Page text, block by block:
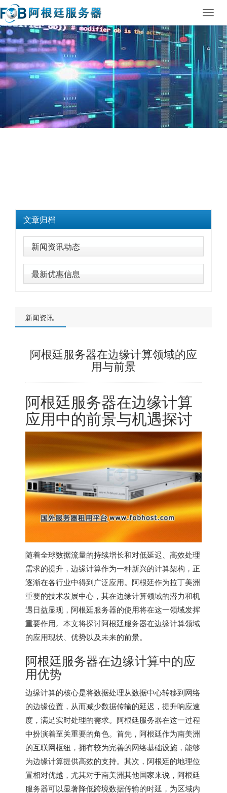
文章归档
新闻资讯动态
最新优惠信息
新闻资讯
阿根廷服务器在边缘计算领域的应
用与前景
阿根廷服务器在边缘计算
应用中的前景与机遇探讨
随着全球数据流量的持续增长和对低延迟、高效处理
需求的提升，边缘计算作为一种新兴的计算架构，正
逐渐在各行业中得到广泛应用。阿根廷作为拉丁美洲
重要的技术发展中心，其在边缘计算领域的潜力和机
遇日益显现， 阿根廷服务器的使用将在这一领域发挥
重要作用。本文将探讨阿根廷服务器在边缘计算领域
的应用现状、优势以及未来的前景。
阿根廷服务器在边缘计算中的应
用优势
边缘计算的核心是将数据处理从数据中心转移到网络
的边缘位置，从而减少数据传输的延迟，提升响应速
度，满足实时处理的需求。阿根廷服务器在这一过程
中扮演着至关重要的角色。首先，阿根廷作为南美洲
的互联网枢纽，拥有较为完善的网络基础设施，能够
为边缘计算提供高效的支持。其次，阿根廷的地理位
置相对优越，尤其对于南美洲其他国家来说，阿根廷
服务器可以显著降低跨境数据传输的时延，为区域内